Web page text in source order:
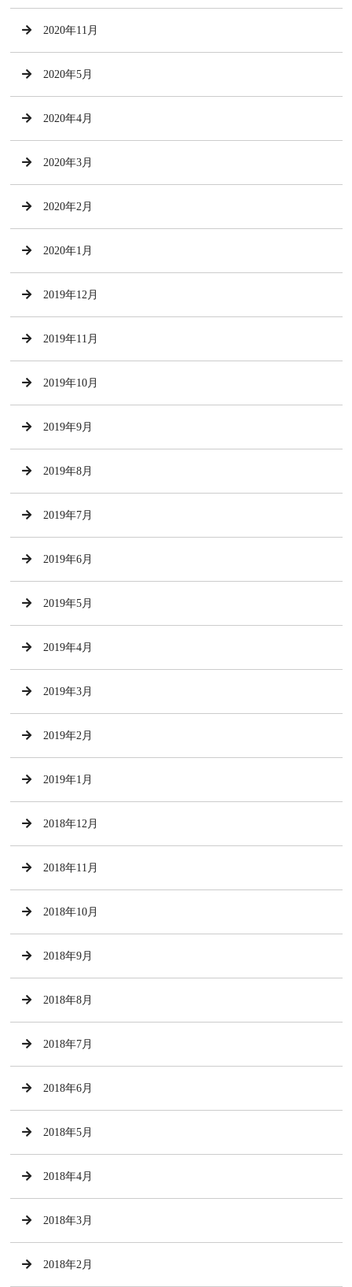
2020年11月
2020年5月
2020年4月
2020年3月
2020年2月
2020年1月
2019年12月
2019年11月
2019年10月
2019年9月
2019年8月
2019年7月
2019年6月
2019年5月
2019年4月
2019年3月
2019年2月
2019年1月
2018年12月
2018年11月
2018年10月
2018年9月
2018年8月
2018年7月
2018年6月
2018年5月
2018年4月
2018年3月
2018年2月